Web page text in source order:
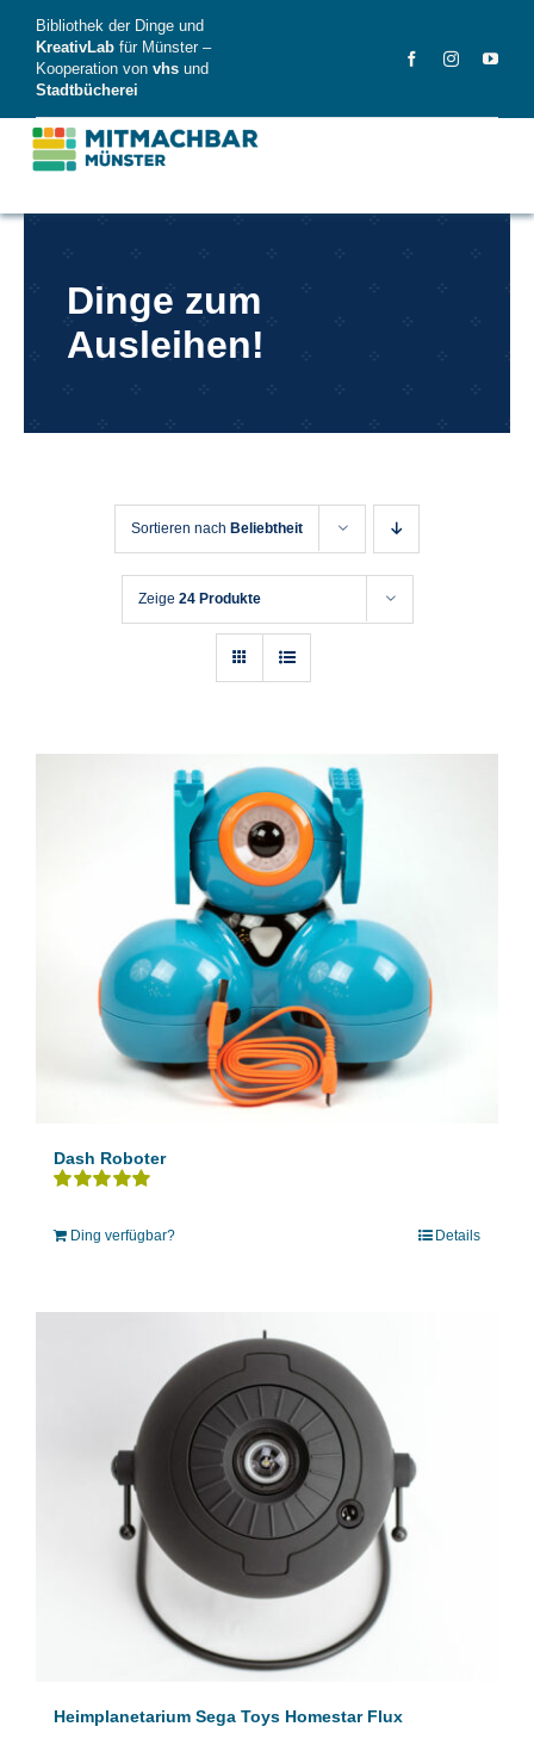
content
Bibliothek der Dinge und
KreativLab für Münster –
Kooperation von vhs und
Stadtbücherei
DingeDinge zum
Ausleihen!
Sortieren nach Beliebtheit
Zeige 24 Produkte
Dash Roboter
mit5.00 von 5
Ding verfügbar? Details
Heimplanetarium Sega Toys Homestar Flux